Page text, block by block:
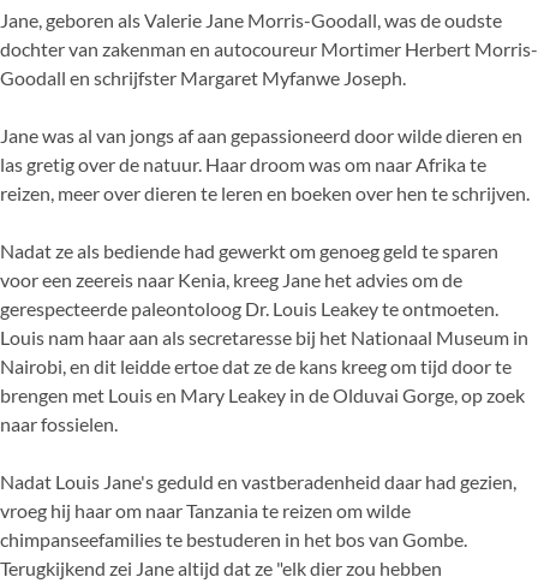
Jane, geboren als Valerie Jane Morris-Goodall, was de oudste
dochter van zakenman en autocoureur Mortimer Herbert Morris-
Goodall en schrijfster Margaret Myfanwe Joseph.
Jane was al van jongs af aan gepassioneerd door wilde dieren en
las gretig over de natuur. Haar droom was om naar Afrika te
reizen, meer over dieren te leren en boeken over hen te schrijven.
Nadat ze als bediende had gewerkt om genoeg geld te sparen
voor een zeereis naar Kenia, kreeg Jane het advies om de
gerespecteerde paleontoloog Dr. Louis Leakey te ontmoeten.
Louis nam haar aan als secretaresse bij het Nationaal Museum in
Nairobi, en dit leidde ertoe dat ze de kans kreeg om tijd door te
brengen met Louis en Mary Leakey in de Olduvai Gorge, op zoek
naar fossielen.
Nadat Louis Jane's geduld en vastberadenheid daar had gezien,
vroeg hij haar om naar Tanzania te reizen om wilde
chimpanseefamilies te bestuderen in het bos van Gombe.
Terugkijkend zei Jane altijd dat ze "elk dier zou hebben